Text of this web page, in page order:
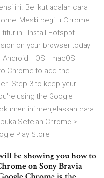
ini. Berikut adalah cara
Meski begitu Chrome
fitur ini Install Hotspot
on your browser today
· iOS · macOS ·
Chrome to add the
Step 3 to keep your
using the Google
ini menjelaskan cara
Setelan Chrome >
Play Store
be showing you how to
on Sony Bravia